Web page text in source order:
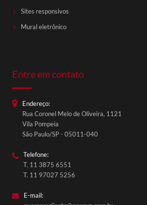
Sites responsivos
Mural eletrônico
QComm
Fale conosco
Entre em contato
Endereço:
Rua Coronel Melo de Oliveira, 1121
Vila Pompeia
São Paulo/SP - 05011-040
Telefone:
T. 11 3875 6551
T. 11 97027 5256
E-mail: